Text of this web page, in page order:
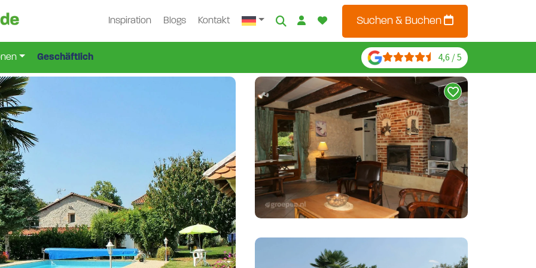
Inspiration Blogs Kontakt Suchen & Buchen
Geschäftlich 4,6 / 5
2346-G